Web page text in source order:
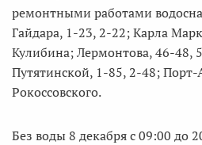
ремонтными работами
Гайдара, 1-23, 2-22; Карла
Кулибина; Лермонтова, 46-48,
Путятинской, 1-85, 2-48;
Рокоссовского.
Без воды 8 декабря с 09:00 до